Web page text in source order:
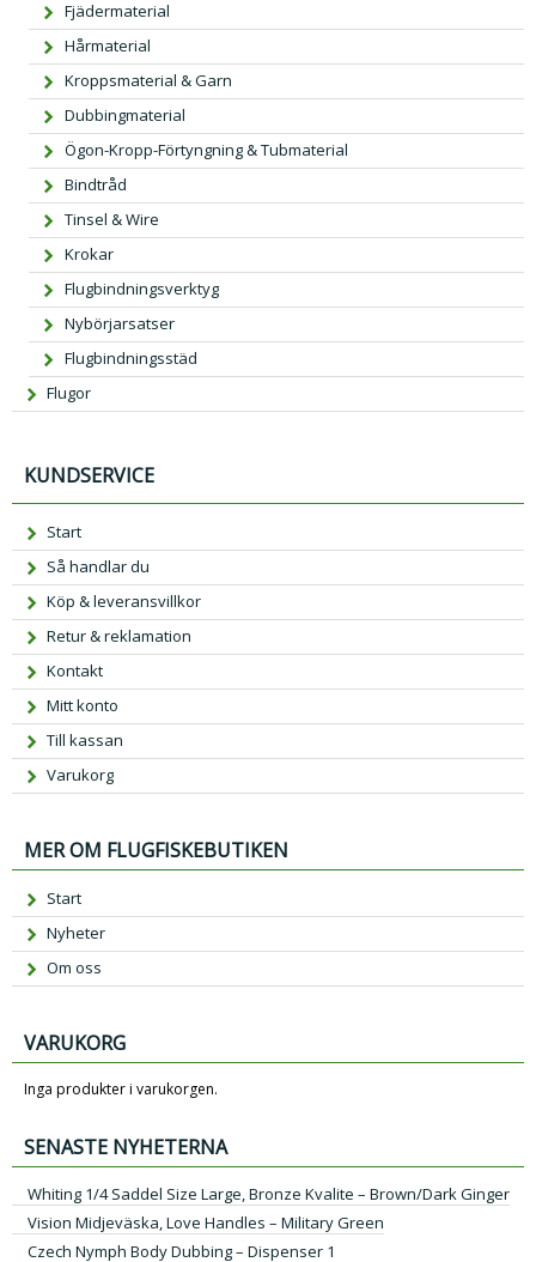
Fjädermaterial
Hårmaterial
Kroppsmaterial & Garn
Dubbingmaterial
Ögon-Kropp-Förtyngning & Tubmaterial
Bindtråd
Tinsel & Wire
Krokar
Flugbindningsverktyg
Nybörjarsatser
Flugbindningsstäd
Flugor
KUNDSERVICE
Start
Så handlar du
Köp & leveransvillkor
Retur & reklamation
Kontakt
Mitt konto
Till kassan
Varukorg
MER OM FLUGFISKEBUTIKEN
Start
Nyheter
Om oss
VARUKORG
Inga produkter i varukorgen.
SENASTE NYHETERNA
Whiting 1/4 Saddel Size Large, Bronze Kvalite – Brown/Dark Ginger
Vision Midjeväska, Love Handles – Military Green
Czech Nymph Body Dubbing – Dispenser 1